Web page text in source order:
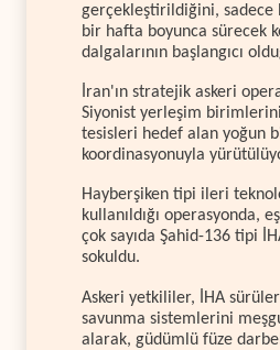
gerçekleştirildiğini, sadece
bir hafta boyunca sürecek
dalgalarının başlangıcı
İran'ın stratejik askeri
Siyonist yerleşim
tesisleri hedef alan yoğun
koordinasyonuyla
Hayberşiken tipi ileri
kullanıldığı operasyonda,
çok sayıda Şahid-136 tipi
sokuldu.
Askeri yetkililer, İHA
savunma sistemlerini
alarak, güdümlü füze